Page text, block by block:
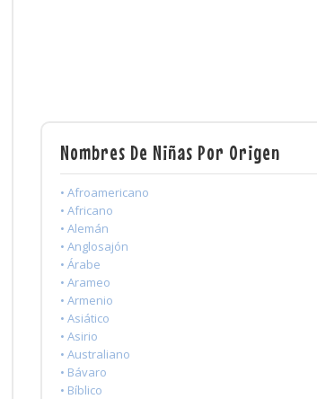
Nombres De Niñas Por Origen
• Afroamericano
• Africano
• Alemán
• Anglosajón
• Árabe
• Arameo
• Armenio
• Asiático
• Asirio
• Australiano
• Bávaro
• Bíblico